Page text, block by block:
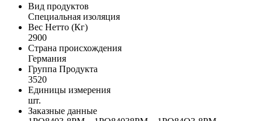
Вид продуктов
Специальная изоляция
Вес Нетто (Кг)
2900
Страна происхождения
Германия
Группа Продукта
3520
Единицы измерения
шт.
Заказные данные